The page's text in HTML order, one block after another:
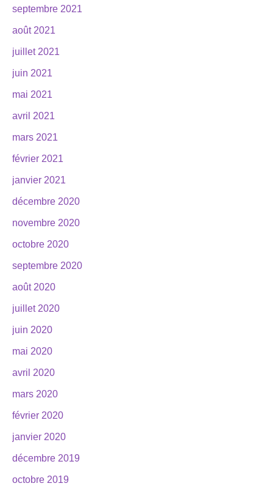
septembre 2021
août 2021
juillet 2021
juin 2021
mai 2021
avril 2021
mars 2021
février 2021
janvier 2021
décembre 2020
novembre 2020
octobre 2020
septembre 2020
août 2020
juillet 2020
juin 2020
mai 2020
avril 2020
mars 2020
février 2020
janvier 2020
décembre 2019
octobre 2019